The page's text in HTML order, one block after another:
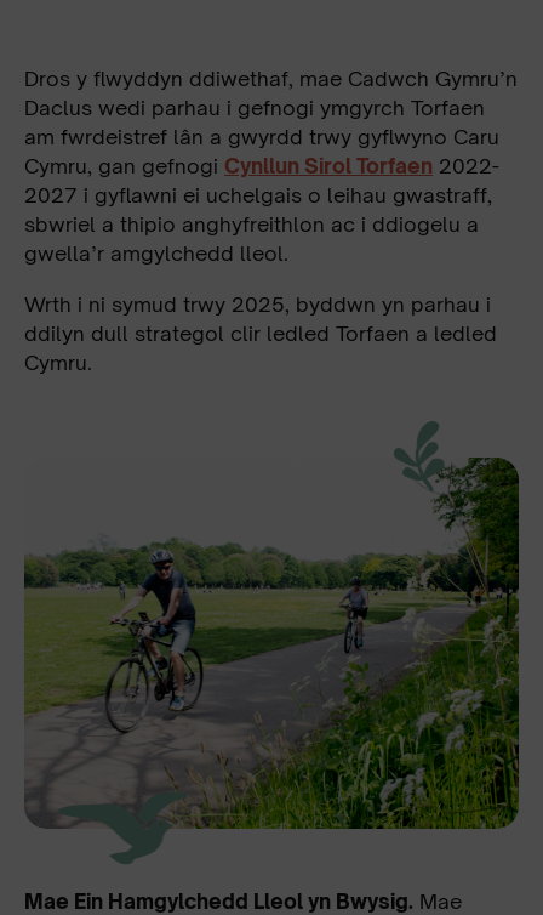
Dros y flwyddyn ddiwethaf, mae Cadwch Gymru’n
Daclus wedi parhau i gefnogi ymgyrch Torfaen
am fwrdeistref lân a gwyrdd trwy gyflwyno Caru
Cymru, gan gefnogi Cynllun Sirol Torfaen 2022-
2027 i gyflawni ei uchelgais o leihau gwastraff,
sbwriel a thipio anghyfreithlon ac i ddiogelu a
gwella’r amgylchedd lleol.
Wrth i ni symud trwy 2025, byddwn yn parhau i
ddilyn dull strategol clir ledled Torfaen a ledled
Cymru.
Mae Ein Hamgylchedd Lleol yn Bwysig. Mae